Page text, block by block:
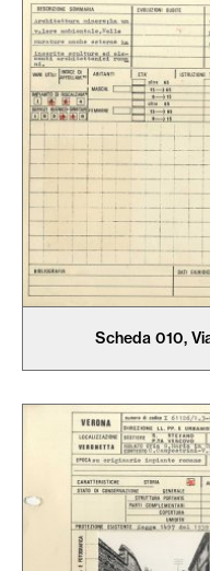
Scheda 010,